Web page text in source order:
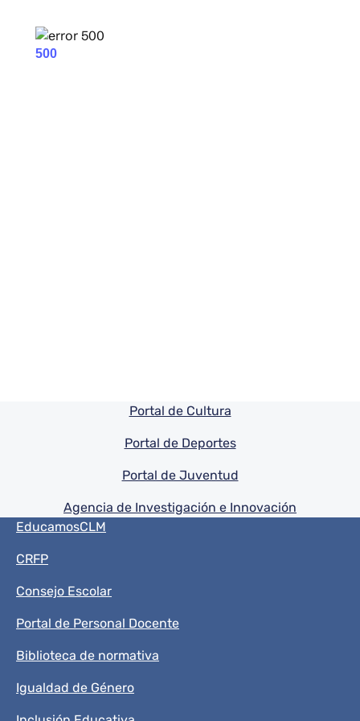
Pie de pagina información
Portal de Cultura
Portal de Deportes
Portal de Juventud
Agencia de Investigación e Innovación
Menú del pie
EducamosCLM
CRFP
Consejo Escolar
Portal de Personal Docente
Biblioteca de normativa
Igualdad de Género